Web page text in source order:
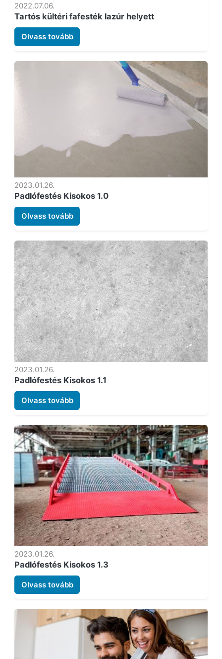
2022.07.06.
Tartós kültéri fafesték lazúr helyett
Olvass tovább
2023.01.26.
Padlófestés Kisokos 1.0
Olvass tovább
2023.01.26.
Padlófestés Kisokos 1.1
Olvass tovább
2023.01.26.
Padlófestés Kisokos 1.3
Olvass tovább